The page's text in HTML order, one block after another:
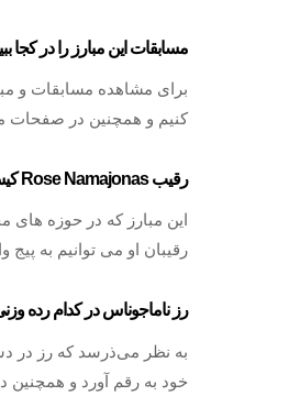
مسابقات این مبارز را در کجا
برای مشاهده مسابقات و
کنیم و همچنین در صفحات
رقیب Rose Namajonas کیست؟
این مبارز که در حوزه‌ های
رقیبان او می توانیم به
رز ناماجوناس در کدام رده
به نظر می‌ذرسد که رز در
خود به رقم آورد و همچنین